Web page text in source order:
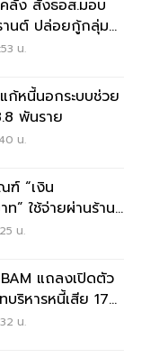
ลัง สั่งธอส.มอบ
นต์ ปล่อยกู้กลุ่ม
น.
ก้หนี้นอกระบบช่วย
พันราย
น.
ฑ์ “เงิน
” ใช้จ่ายผ่านร้าน
น.
แถลงเปิดตัว
บริหารหนี้เสีย 17
น.